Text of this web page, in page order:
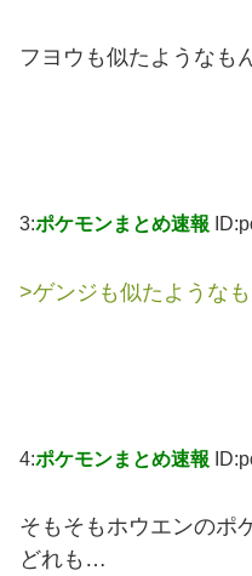
フヨウも似たようなも
3:ポケモンまとめ速報
>ゲンジも似たような
4:ポケモンまとめ速報
そもそもホウエンのポ
どれも…